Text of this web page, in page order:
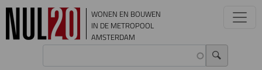
Overslaan en naar de inhoud gaan
WONEN EN BOUWEN
IN DE METROPOOL
AMSTERDAM